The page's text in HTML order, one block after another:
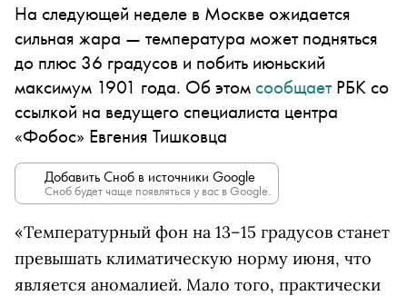
На следующей неделе в Москве ожидается
сильная жара — температура может подняться
до плюс 36 градусов и побить июньский
максимум 1901 года. Об этомсообщаетРБК со
ссылкой на ведущего специалиста центра
«Фобос» Евгения Тишковца
Добавить Сноб в источники Google
Сноб будет чаще появляться у вас в Google.
«Температурный фон на 13–15 градусов станет
превышать климатическую норму июня, что
является аномалией. Мало того, практически